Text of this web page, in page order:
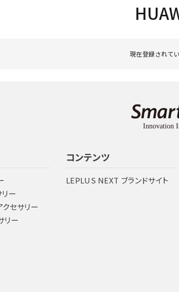
現在登録されて
ー
クセサリー
リー
コンテンツ
LEPLUS NEXT ブランドサイト